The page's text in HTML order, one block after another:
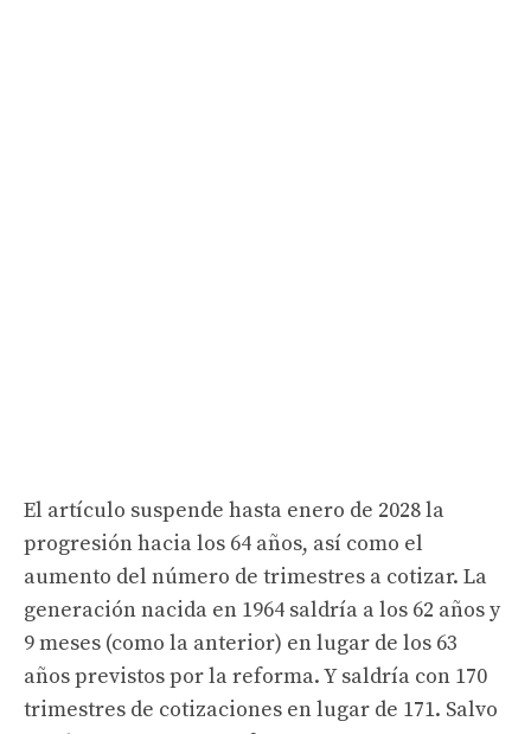
El artículo suspende hasta enero de 2028 la
progresión hacia los 64 años, así como el
aumento del número de trimestres a cotizar. La
generación nacida en 1964 saldría a los 62 años y
9 meses (como la anterior) en lugar de los 63
años previstos por la reforma. Y saldría con 170
trimestres de cotizaciones en lugar de 171. Salvo